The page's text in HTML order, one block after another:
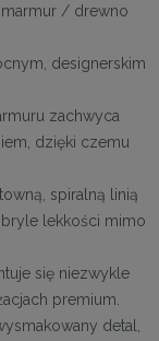
marmur / drewno
designerskim
zachwyca
dzięki czemu
spiralną linią
lekkości mimo
się niezwykle
premium.
detal,